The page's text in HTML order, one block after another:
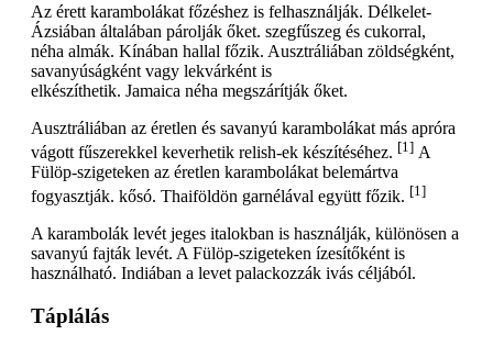
Az érett karambolákat főzéshez is felhasználják. Délkelet-
Ázsiában általában párolják őket. szegfűszeg és cukorral,
néha almák. Kínában hallal főzik. Ausztráliában zöldségként,
savanyúságként vagy lekvárként is
elkészíthetik. Jamaica néha megszárítják őket.
Ausztráliában az éretlen és savanyú karambolákat más apróra
vágott fűszerekkel keverhetik relish-ek készítéséhez. [1] A
Fülöp-szigeteken az éretlen karambolákat belemártva
fogyasztják. kősó. Thaiföldön garnélával együtt főzik. [1]
A karambolák levét jeges italokban is használják, különösen a
savanyú fajták levét. A Fülöp-szigeteken ízesítőként is
használható. Indiában a levet palackozzák ivás céljából.
Táplálás